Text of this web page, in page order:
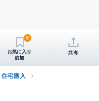
0
共有
住宅購入